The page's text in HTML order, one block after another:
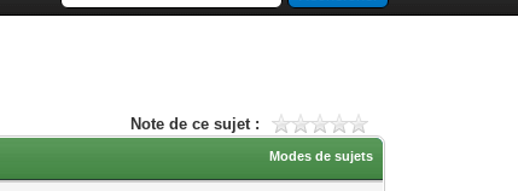
Note de ce sujet :
Modes de sujets